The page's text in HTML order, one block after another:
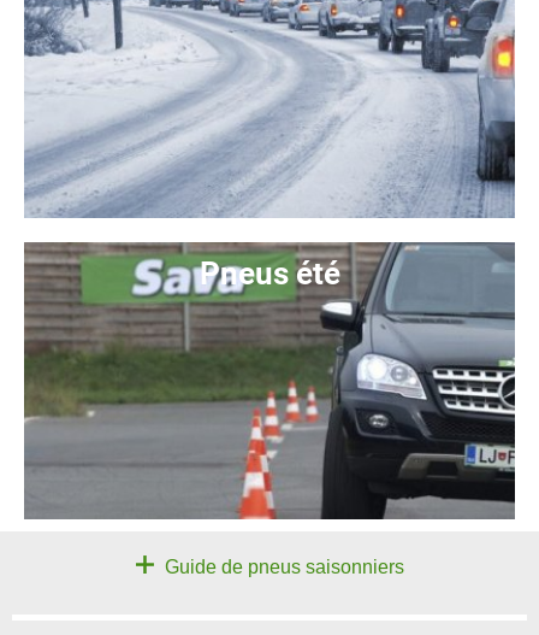
Pneus été
Guide de pneus saisonniers